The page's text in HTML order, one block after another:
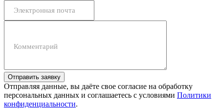
Электронная почта
Комментарий
Отправить заявку
Отправляя данные, вы даёте свое согласие на обработку
персональных данных и соглашаетесь с условиями Политики
конфиденциальности.